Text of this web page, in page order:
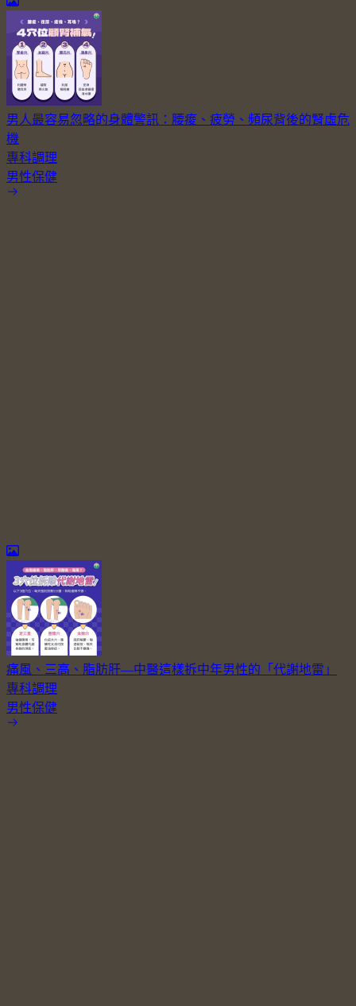
男人最容易忽略的身體警訊：腰痠、疲勞、頻尿背後的腎虛危
機
專科調理
男性保健
痛風、三高、脂肪肝—中醫這樣拆中年男性的「代謝地雷」
專科調理
男性保健